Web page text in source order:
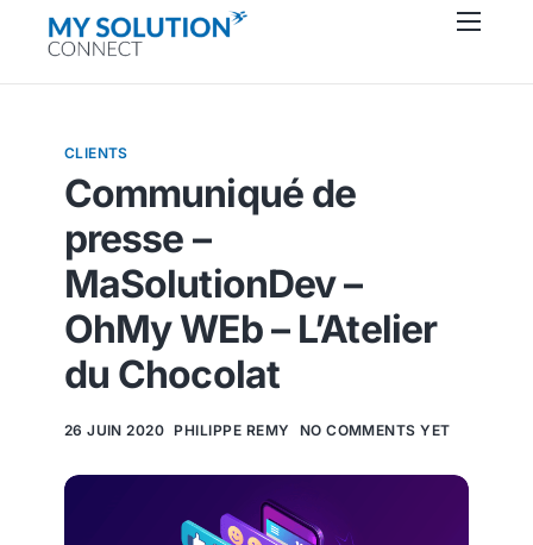
Connecteurs
Ressources
Support
Contactez-nous
CLIENTS
Communiqué de
presse –
MaSolutionDev –
OhMy WEb – L’Atelier
du Chocolat
26 JUIN 2020 PHILIPPE REMY NO COMMENTS YET